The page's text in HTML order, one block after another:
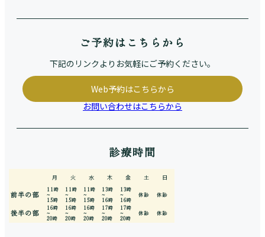
ご予約はこちらから
下記のリンクよりお気軽にご予約ください。
Web予約はこちらから
お問い合わせはこちらから
診療時間
月 火 水 木 金 土 日
前半の部
11時
~
15時
11時
~
15時
11時
~
15時
13時
~
16時
13時
~
16時
休診 休診
後半の部
16時
~
20時
16時
~
20時
16時
~
20時
17時
~
20時
17時
~
20時
休診 休診